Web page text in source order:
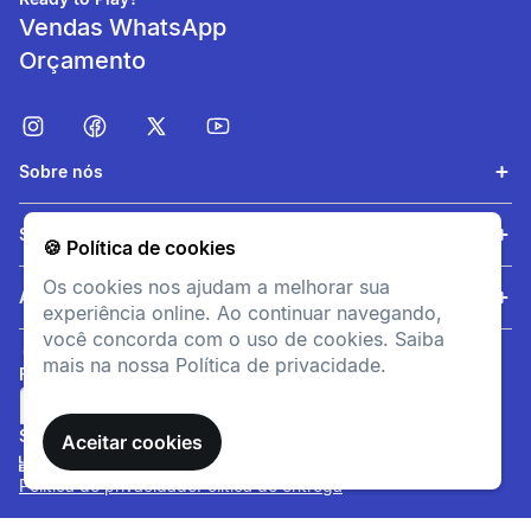
🍪 Política de cookies
Os cookies nos ajudam a melhorar sua
experiência online. Ao continuar navegando,
você concorda com o uso de cookies. Saiba
mais na nossa Política de privacidade.
Aceitar cookies
que melhoram a aderência
em trilhas.
Vendas WhatsApp
Orçamento
Sobre nós
Serviços
Ajuda
FORMAS DE PAGAMENTO
SITE SEGURO
Política de privacidadePolítica de entrega